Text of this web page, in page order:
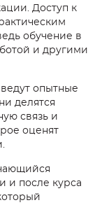
Доступ к
обучение в
и другими
опытные
делятся
связь и
оценят
и после курса